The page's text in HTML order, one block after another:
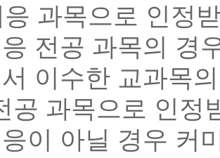
과목으로 인정
전공 과목의 경
이수한 교과목
공 과목으로 인정
이 아닐 경우 커